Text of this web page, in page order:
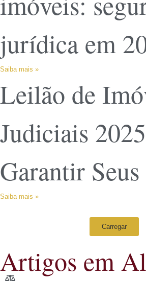
jurídica em
Saiba mais »
Leilão de
Judiciais
Garantir
Saiba mais »
Carregar
Artigos em